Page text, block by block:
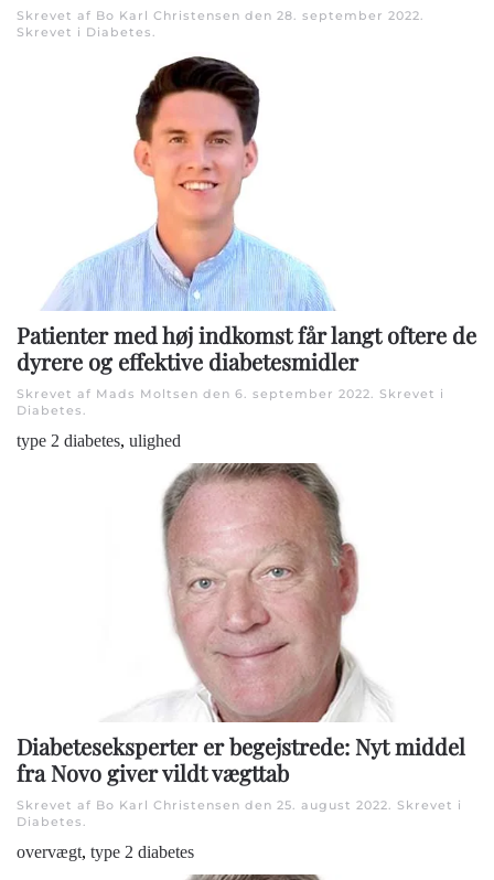
Skrevet af Bo Karl Christensen den 28. september 2022.
Skrevet i Diabetes.
Patienter med høj indkomst får langt oftere de
dyrere og effektive diabetesmidler
Skrevet af Mads Moltsen den 6. september 2022. Skrevet i
Diabetes.
type 2 diabetes, ulighed
Diabeteseksperter er begejstrede: Nyt middel
fra Novo giver vildt vægttab
Skrevet af Bo Karl Christensen den 25. august 2022. Skrevet i
Diabetes.
overvægt, type 2 diabetes